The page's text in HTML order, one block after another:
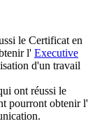
le Certificat en
l' Executive
d'un travail
ont réussi le
pourront obtenir l'